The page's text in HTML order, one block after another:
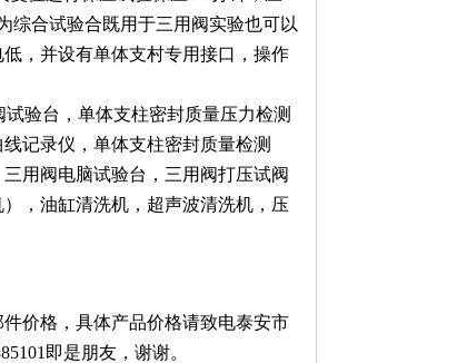
综合试验合既用于三用阀实验也可以
，并设有单体支村专用接口，操作
验台，单体支柱密封质量压力检测
记录仪，单体支柱密封质量检测
用阀电脑试验台，三用阀打压试阀
，油缸清洗机，超声波清洗机，压
价格，具体产品价格请致电泰安市
即是朋友，谢谢。